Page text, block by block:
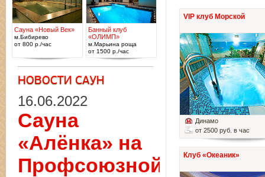
VIP клуб Морской
Динамо
от 2500 руб. в час
Клуб «Океаник»
Сауна «Новый Век»
м.Бибирево
от 800 р./час
Банный клуб
«ОЛИМП»
м.Марьина роща
от 1500 р./час
16.06.2022
Сауна
«Алёнка» на
Профсоюзной